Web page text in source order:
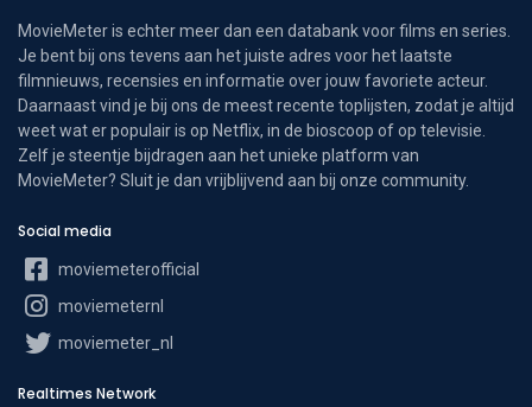
MovieMeter is echter meer dan een databank voor films en series.
Je bent bij ons tevens aan het juiste adres voor het laatste
filmnieuws, recensies en informatie over jouw favoriete acteur.
Daarnaast vind je bij ons de meest recente toplijsten, zodat je altijd
weet wat er populair is op Netflix, in de bioscoop of op televisie.
Zelf je steentje bijdragen aan het unieke platform van
MovieMeter? Sluit je dan vrijblijvend aan bij onze community.
Social media
moviemeterofficial
moviemeternl
moviemeter_nl
Realtimes Network